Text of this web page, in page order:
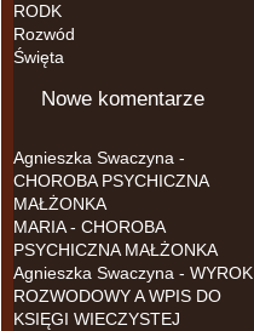
RODK
Rozwód
Święta
Nowe komentarze
Agnieszka Swaczyna -
CHOROBA PSYCHICZNA
MAŁŻONKA
MARIA- CHOROBA
PSYCHICZNA MAŁŻONKA
Agnieszka Swaczyna - WYROK
ROZWODOWY A WPIS DO
KSIĘGI WIECZYSTEJ